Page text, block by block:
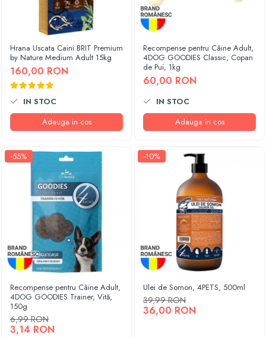
Hrana Uscata Caini BRIT Premium
by Nature Medium Adult 15kg
160,00 RON
IN STOC
Adauga in cos
Recompense pentru Câine Adult,
4DOG GOODIES Classic, Copan
de Pui, 1kg
60,00 RON
IN STOC
Adauga in cos
-55%
Recompense pentru Câine Adult,
4DOG GOODIES Trainer, Vită,
150g
6,99 RON
3,14 RON
-10%
Ulei de Somon, 4PETS, 500ml
39,99 RON
36,00 RON